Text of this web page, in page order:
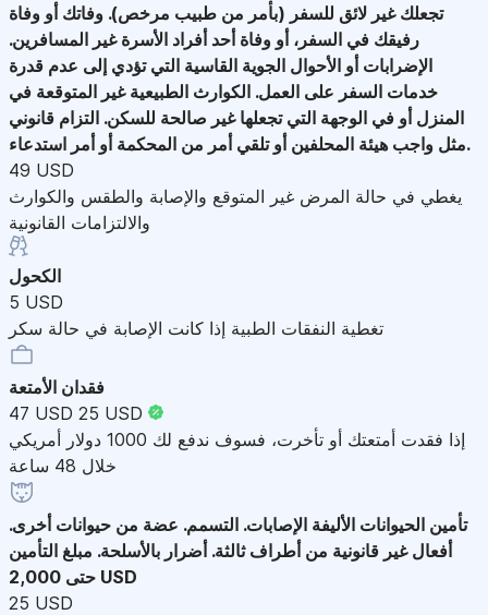
تجعلك غير لائق للسفر (بأمر من طبيب مرخص). وفاتك أو وفاة
رفيقك في السفر، أو وفاة أحد أفراد الأسرة غير المسافرين.
الإضرابات أو الأحوال الجوية القاسية التي تؤدي إلى عدم قدرة
خدمات السفر على العمل. الكوارث الطبيعية غير المتوقعة في
المنزل أو في الوجهة التي تجعلها غير صالحة للسكن. التزام قانوني
مثل واجب هيئة المحلفين أو تلقي أمر من المحكمة أو أمر استدعاء.
49 USD
يغطي في حالة المرض غير المتوقع والإصابة والطقس والكوارث
والالتزامات القانونية
الكحول
5 USD
تغطية النفقات الطبية إذا كانت الإصابة في حالة سكر
فقدان الأمتعة
47 USD 25 USD
إذا فقدت أمتعتك أو تأخرت، فسوف ندفع لك 1000 دولار أمريكي
خلال 48 ساعة
تأمين الحيوانات الأليفة الإصابات. التسمم. عضة من حيوانات أخرى.
أفعال غير قانونية من أطراف ثالثة. أضرار بالأسلحة. مبلغ التأمين
حتى 2,000 USD
25 USD